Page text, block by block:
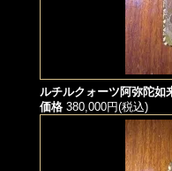
ルチルクォーツ阿弥陀如
価格 380,000円(税込)